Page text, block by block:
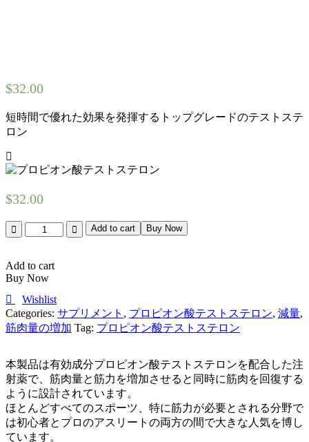
$32.00
短時間で優れた効果を発揮するトップグレードのテストステ
ロン
$32.00
Quantity Add to cart Buy Now
Add to cart
Buy Now
Wishlist
Categories: サプリメント , プロピオン酸テストステロン, 減量,
筋肉量の増加 Tag: プロピオン酸テストステロン
本製品は有効成分プロピオン酸テストステロンを配合した注
射薬で、筋肉量と筋力を増加させると同時に筋肉を回復する
ように設計されています。
ほとんどすべてのスポーツ、特に筋力が必要とされる分野で
は初心者とプロのアスリートの両方の間で大きな人気を博し
ています。